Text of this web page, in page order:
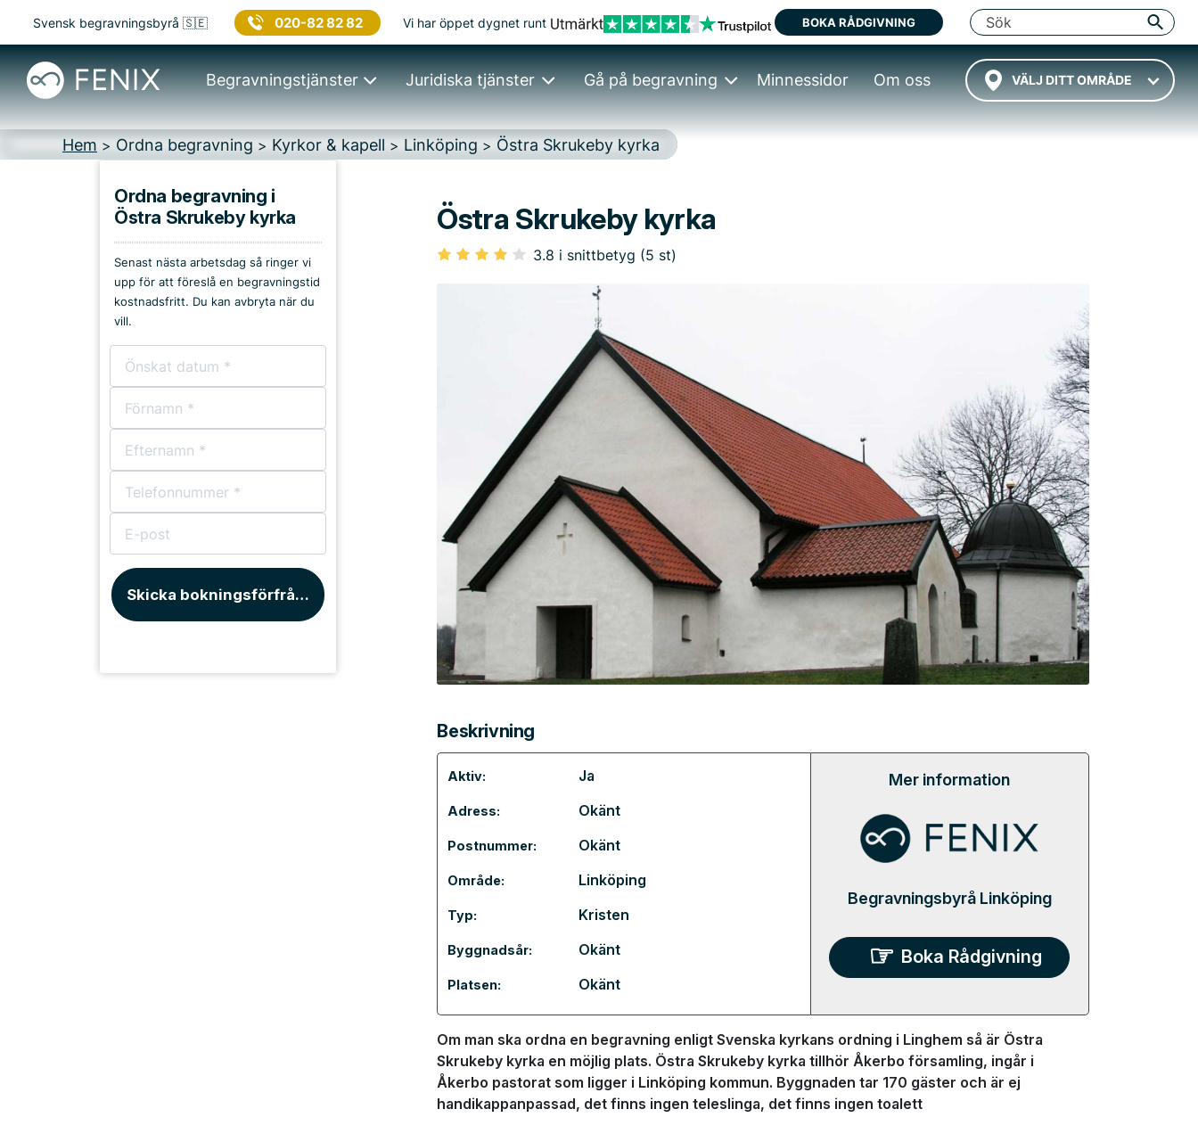
Svensk begravningsbyrå 🇸🇪 020-82 82 82 Vi har öppet dygnet runt BOKA RÅDGIVNING
VÄLJ DITT OMRÅDE
Begravningstjänster Juridiska tjänster Gå på begravning Minnessidor Om oss
Hem > Ordna begravning > Kyrkor & kapell > Linköping > Östra Skrukeby kyrka
Kyrkor & kapell
Begravningsplatser
Församlingshem
Bårhus
Ordna begravning i
Östra Skrukeby kyrka
Senast nästa arbetsdag så ringer vi
upp för att föreslå en begravningstid
kostnadsfritt. Du kan avbryta när du
vill.
Skicka bokningsförfrågan
Östra Skrukeby kyrka
3.8 i snittbetyg (5 st)
Beskrivning
Aktiv: Ja
Adress: Okänt
Postnummer: Okänt
Område: Linköping
Typ: Kristen
Byggnadsår: Okänt
Platsen: Okänt
Mer information
Begravningsbyrå Linköping
Boka Rådgivning
Om man ska ordna en begravning enligt Svenska kyrkans ordning i Linghem så är Östra
Skrukeby kyrka en möjlig plats. Östra Skrukeby kyrka tillhör Åkerbo församling, ingår i
Åkerbo pastorat som ligger i Linköping kommun. Byggnaden tar 170 gäster och är ej
handikappanpassad, det finns ingen teleslinga, det finns ingen toalett